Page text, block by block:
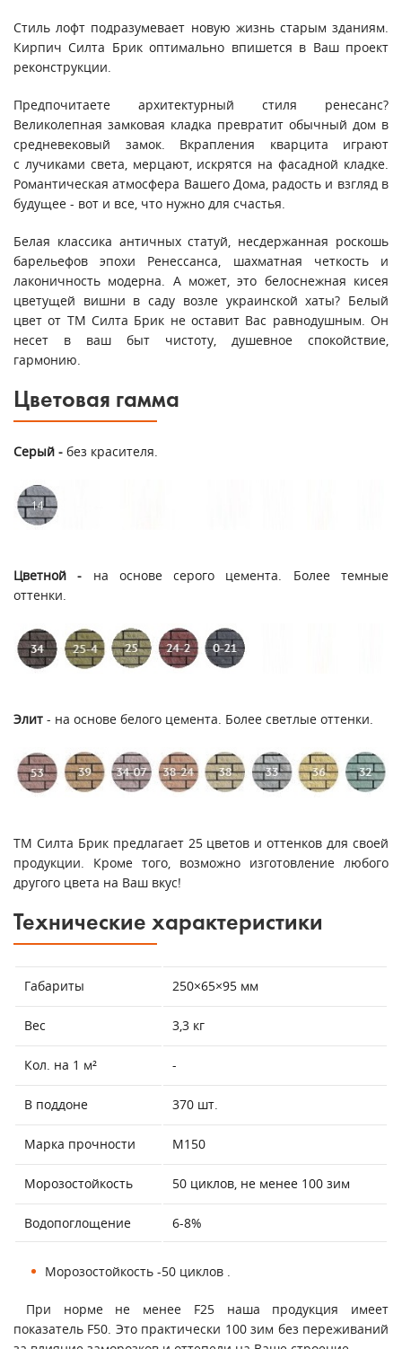
Стиль лофт подразумевает новую жизнь старым зданиям.
Кирпич Силта Брик оптимально впишется в Ваш проект
реконструкции.
Предпочитаете архитектурный стиля ренесанс?
Великолепная замковая кладка превратит обычный дом в
средневековый замок. Вкрапления кварцита играют
с лучиками света, мерцают, искрятся на фасадной кладке.
Романтическая атмосфера Вашего Дома, радость и взгляд в
будущее - вот и все, что нужно для счастья.
Белая классика античных статуй, несдержанная роскошь
барельефов эпохи Ренессанса, шахматная четкость и
лаконичность модерна. А может, это белоснежная кисея
цветущей вишни в саду возле украинской хаты? Белый
цвет от ТМ Силта Брик не оставит Вас равнодушным. Он
несет в ваш быт чистоту, душевное спокойствие,
гармонию.
Цветовая гамма
Серый - без красителя.
Цветной - на основе серого цемента. Более темные
оттенки.
Элит - на основе белого цемента. Более светлые оттенки.
ТМ Силта Брик предлагает 25 цветов и оттенков для своей
продукции. Кроме того, возможно изготовление любого
другого цвета на Ваш вкус!
Технические характеристики
Габариты 250×65×95 мм
Вес 3,3 кг
Кол. на 1 м² -
В поддоне 370 шт.
Марка прочности М150
Морозостойкость 50 циклов, не менее 100 зим
Водопоглощение 6-8%
Морозостойкость -50 циклов .
При норме не менее F25 наша продукция имеет
показатель F50. Это практически 100 зим без переживаний